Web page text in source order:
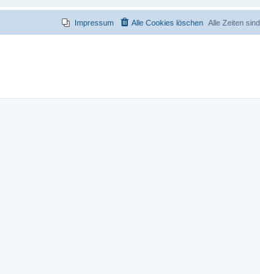
Alle Zeiten sind
Alle Cookies löschen
Impressum